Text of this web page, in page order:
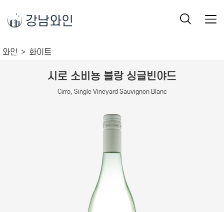
강남와인
와인 화이트
시로 소비뇽 블랑 싱글빈야드
Cirro, Single Vineyard Sauvignon Blanc